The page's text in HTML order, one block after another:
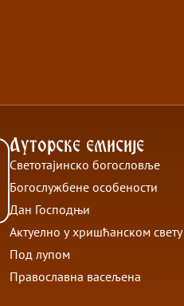
Ауторске емисије
Светотајинско богословље
Богослужбене особености
Дан Господњи
Актуелно у хришћанском свету
Под лупом
Православна васељена